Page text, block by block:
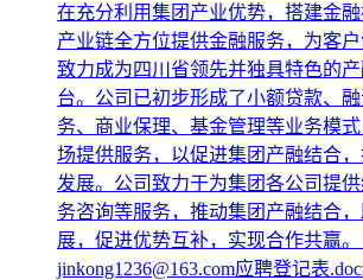
在充分利用集团产业优势，搭建金
产业链全方位提供金融服务，为客
致力成为四川省领先并独具特色的
台。公司已初步形成了小额贷款、
务、商业保理、基金管理等业务模
场提供服务，以促进集团产融结合
发展。公司致力于为集团各公司提
务咨询等服务，推动集团产融结合
展，促进优势互补，实现合作共赢
jinkong1236@163.com应聘登记表